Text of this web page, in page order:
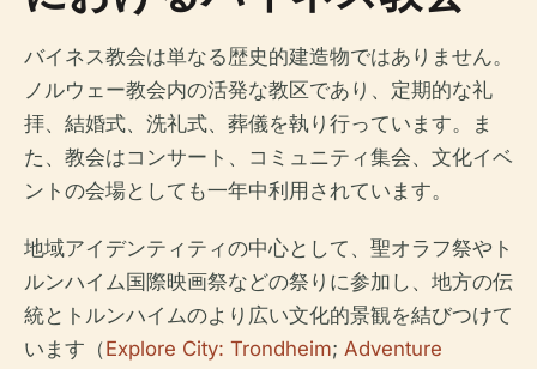
バイネス教会は単なる歴史的建造物ではありません。
ノルウェー教会内の活発な教区であり、定期的な礼
拝、結婚式、洗礼式、葬儀を執り行っています。ま
た、教会はコンサート、コミュニティ集会、文化イベ
ントの会場としても一年中利用されています。
地域アイデンティティの中心として、聖オラフ祭やト
ルンハイム国際映画祭などの祭りに参加し、地方の伝
統とトルンハイムのより広い文化的景観を結びつけて
います（Explore City: Trondheim; Adventure